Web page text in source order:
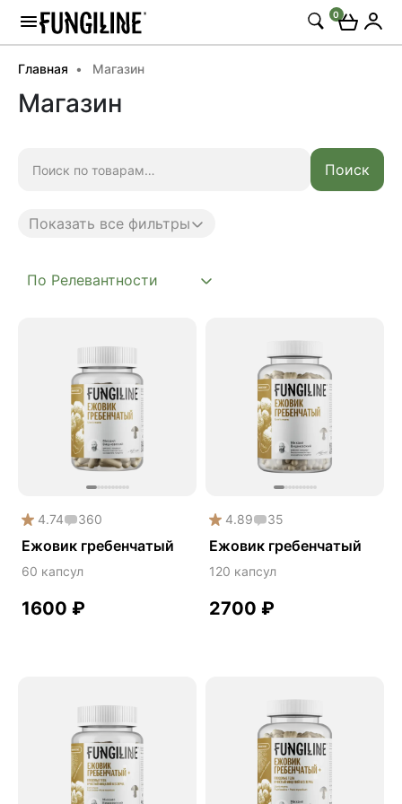
0
Главная Магазин
Магазин
Поиск
Показать все фильтры
Daily
Mushroom
Phyto
Premium
Solution
Акция
Антипаразит
Антистресс
Гормональный баланс
Готу кола
Деменция
Детокс
4.74 360
Ежовик гребенчатый
60 капсул
1600 ₽
4.89 35
Ежовик гребенчатый
120 капсул
2700 ₽